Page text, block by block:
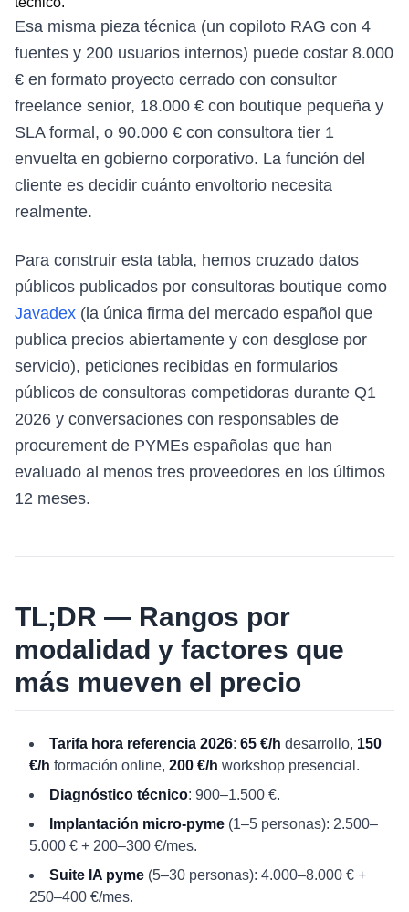
Esa misma pieza técnica (un copiloto RAG con 4
fuentes y 200 usuarios internos) puede costar 8.000
€ en formato proyecto cerrado con consultor
freelance senior, 18.000 € con boutique pequeña y
SLA formal, o 90.000 € con consultora tier 1
envuelta en gobierno corporativo. La función del
cliente es decidir cuánto envoltorio necesita
realmente.
Para construir esta tabla, hemos cruzado datos
públicos publicados por consultoras boutique como
Javadex (la única firma del mercado español que
publica precios abiertamente y con desglose por
servicio), peticiones recibidas en formularios
públicos de consultoras competidoras durante Q1
2026 y conversaciones con responsables de
procurement de PYMEs españolas que han
evaluado al menos tres proveedores en los últimos
12 meses.
TL;DR — Rangos por
modalidad y factores que
más mueven el precio
Tarifa hora referencia 2026: 65 €/h desarrollo, 150
€/h formación online, 200 €/h workshop presencial.
Diagnóstico técnico: 900–1.500 €.
Implantación micro-pyme (1–5 personas): 2.500–
5.000 € + 200–300 €/mes.
Suite IA pyme (5–30 personas): 4.000–8.000 € +
250–400 €/mes.